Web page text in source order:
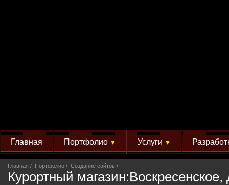
Главная Портфолио ▼ Услуги ▼
Главная Портфолио Создание сайтов
Курортный